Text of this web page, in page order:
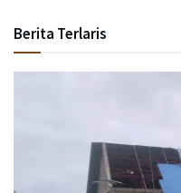
Berita Terlaris